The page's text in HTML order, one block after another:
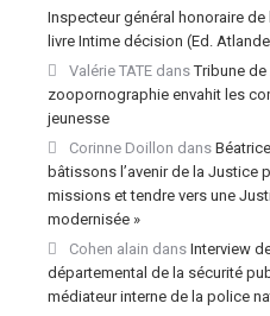
Inspecteur général honoraire
livre Intime décision (Ed.
Valérie TATE dansTribune
zoopornographie envahit les
jeunesse
Corinne Doillon dans
bâtissons l’avenir de la Justice
missions et tendre vers une
modernisée »
Cohen alain dans Interview
départemental de la sécurité
médiateur interne de la police